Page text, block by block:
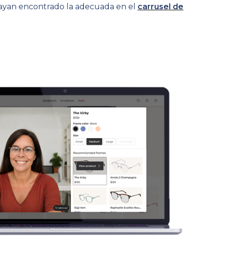
encontrado la adecuada en el carrusel de